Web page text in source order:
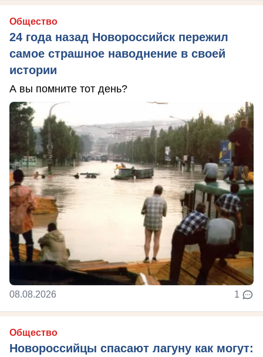
Общество
24 года назад Новороссийск пережил
самое страшное наводнение в своей
истории
А вы помните тот день?
08.08.2026 1
Общество
Новороссийцы спасают лагуну как могут: